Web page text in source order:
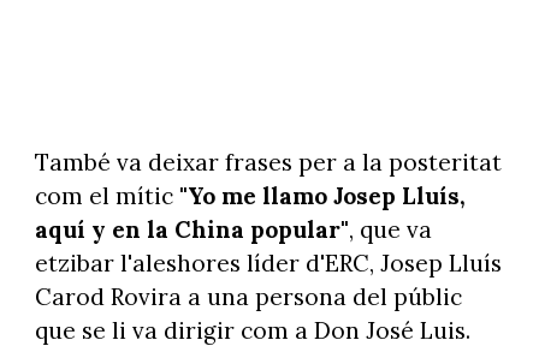
També va deixar frases per a la posteritat
com el mític "Yo me llamo Josep Lluís,
aquí y en la China popular", que va
etzibar l'aleshores líder d'ERC, Josep Lluís
Carod Rovira a una persona del públic
que se li va dirigir com a Don José Luis.